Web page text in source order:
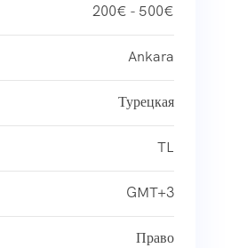
200€ - 500€
Ankara
Турецкая
TL
GMT+3
Право